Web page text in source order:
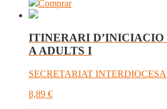
Comprar
ITINERARI D’INICIACIO
A ADULTS I
SECRETARIAT INTERDIOCESA
8,89 €